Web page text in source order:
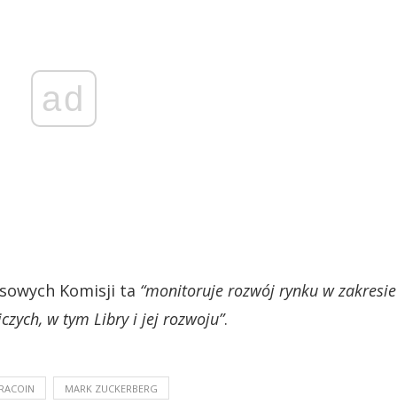
ad
Komisji ta “monitoruje rozwój rynku w zakresie
w tym Libry i jej rozwoju”.
MARK ZUCKERBERG